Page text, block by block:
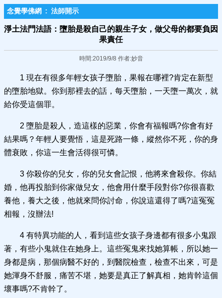
念覺學佛網 : 法師開示
淨土法門法語：墮胎是殺自己的親生子女，做父母的都要負因
果責任
時間:2019/9/8 作者:妙音
1 現在有很多年輕女孩子墮胎，果報在哪裡?肯定在新型
的墮胎地獄。你到那裡去的話，每天墮胎，一天墮一萬次，就
給你受這個罪。
2 墮胎是殺人，造這樣的惡業，你會有福報嗎?你會有好
結果嗎？年輕人要覺悟，這是死路一條，縱然你不死，你的身
體衰敗，你這一生會活得很可憐。
3 你殺你的兒女，你的兒女會記恨，他將來會殺你。你結
婚，他再投胎到你家做兒女，他會用什麼手段對你?你很喜歡
養他，養大之後，他就來問你討命，你說這還得了嗎?這冤冤
相報，沒辦法!
4 有特異功能的人，看到這些女孩子身邊都有很多小鬼跟
著，有些小鬼就住在她身上。這些冤鬼來找她算帳，所以她一
身都是病，那個病醫不好的，到醫院檢查，檢查不出來，可是
她渾身不舒服，痛苦不堪，她要是真正了解真相，她肯幹這個
壞事嗎?不肯幹了。